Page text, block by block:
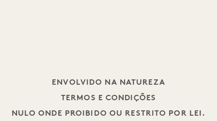
ENVOLVIDO NA NATUREZA
TERMOS E CONDIÇÕES
NULO ONDE PROIBIDO OU RESTRITO POR LEI.